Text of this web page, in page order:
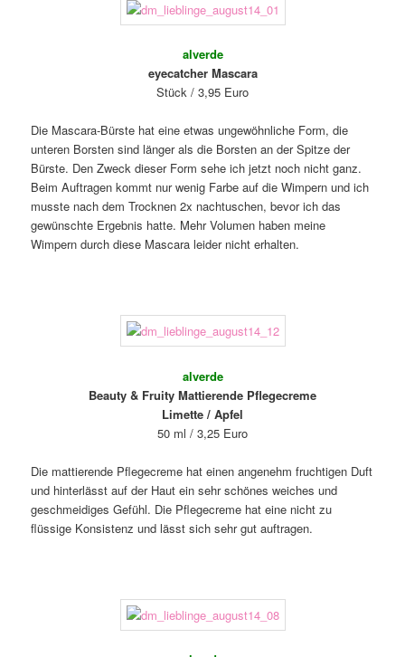
alverde
eyecatcher Mascara
Stück / 3,95 Euro
Die Mascara-Bürste hat eine etwas ungewöhnliche Form, die
unteren Borsten sind länger als die Borsten an der Spitze der
Bürste. Den Zweck dieser Form sehe ich jetzt noch nicht ganz.
Beim Auftragen kommt nur wenig Farbe auf die Wimpern und ich
musste nach dem Trocknen 2x nachtuschen, bevor ich das
gewünschte Ergebnis hatte. Mehr Volumen haben meine
Wimpern durch diese Mascara leider nicht erhalten.
alverde
Beauty & Fruity Mattierende Pflegecreme
Limette / Apfel
50 ml / 3,25 Euro
Die mattierende Pflegecreme hat einen angenehm fruchtigen Duft
und hinterlässt auf der Haut ein sehr schönes weiches und
geschmeidiges Gefühl. Die Pflegecreme hat eine nicht zu
flüssige Konsistenz und lässt sich sehr gut auftragen.